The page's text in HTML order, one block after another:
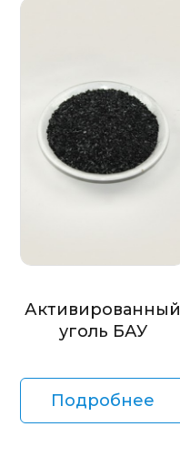
Активированный
уголь БАУ
Подробнее